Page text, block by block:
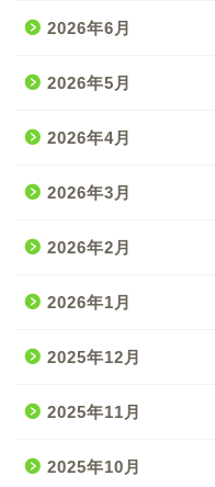
2026年6月
2026年5月
2026年4月
2026年3月
2026年2月
2026年1月
2025年12月
2025年11月
2025年10月